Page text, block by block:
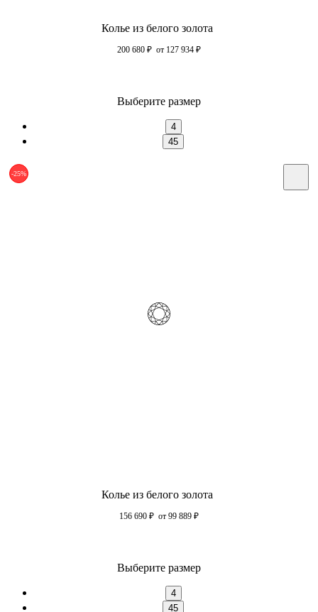
Колье из белого золота
200 680 ₽ от 127 934 ₽
Выберите размер
4
45
-25%
Колье из белого золота
156 690 ₽ от 99 889 ₽
Выберите размер
4
45